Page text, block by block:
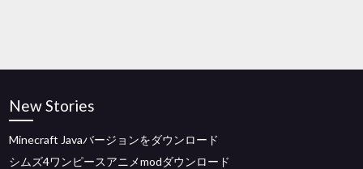
New Stories
Minecraft Javaバージョンをダウンロード
シムズ4ワンピースアニメmodダウンロード